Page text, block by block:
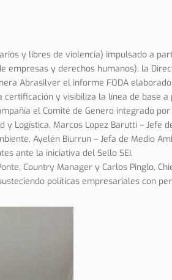
y libres de violencia) impulsado a
empresas y derechos humanos), la
Abrasilver el informe FODA
y visibiliza la línea de base
el Comité de Genero integrado
y Logística, Marcos Lopez Barutti –
Ayelén Biurrun – Jefa de Medio
ante la iniciativa del Sello SEI.
Country Manager y Carlos Pinglo,
políticas empresariales con